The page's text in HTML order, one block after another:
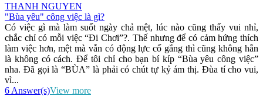
THANH NGUYEN
"Bùa yêu" công việc là gì?
Có việc gì mà làm suốt ngày chả mệt, lúc nào cũng thấy vui nhỉ,
chắc chỉ có mỗi việc “Đi Chơi”?. Thế nhưng để có cảm hứng thích
làm việc hơn, mệt mà vẫn có động lực cố gắng thì cũng không hẳn
là không có cách. Để tôi chỉ cho bạn bí kíp “Bùa yêu công việc”
nha. Đã gọi là “BÙA” là phải có chút tự kỷ ám thị. Đùa tí cho vui,
vì...
6 Answer(s)View more